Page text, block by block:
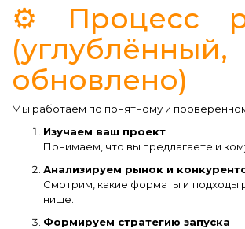
⚙️ Процесс
(углублённый,
обновлено)
Мы работаем по понятному и
Изучаем ваш проект
Понимаем, что вы предлагаете и
Анализируем рынок и
Смотрим, какие форматы и подходы
нише.
Формируем стратегию запуска